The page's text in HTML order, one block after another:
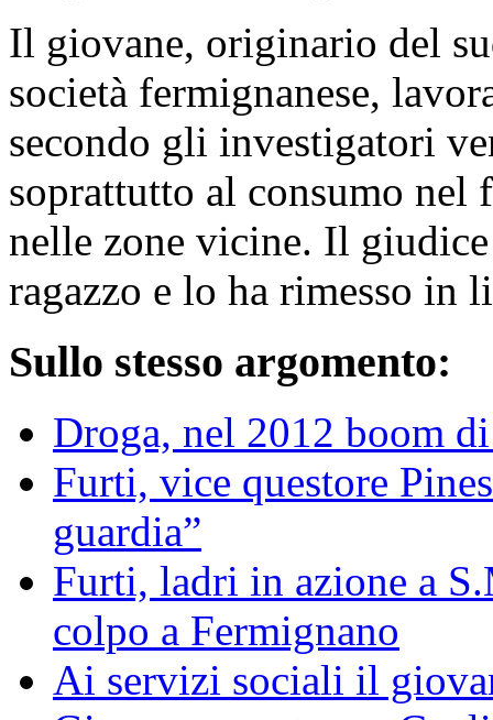
Il giovane, originario del
società fermignanese,
secondo gli investigatori
soprattutto al consumo nel
nelle zone vicine. Il
ragazzo e lo ha rimesso in
Sullo stesso argomento:
Droga, nel 2012 boom
Furti, vice questore
guardia”
Furti, ladri in azione a
colpo a Fermignano
Ai servizi sociali il